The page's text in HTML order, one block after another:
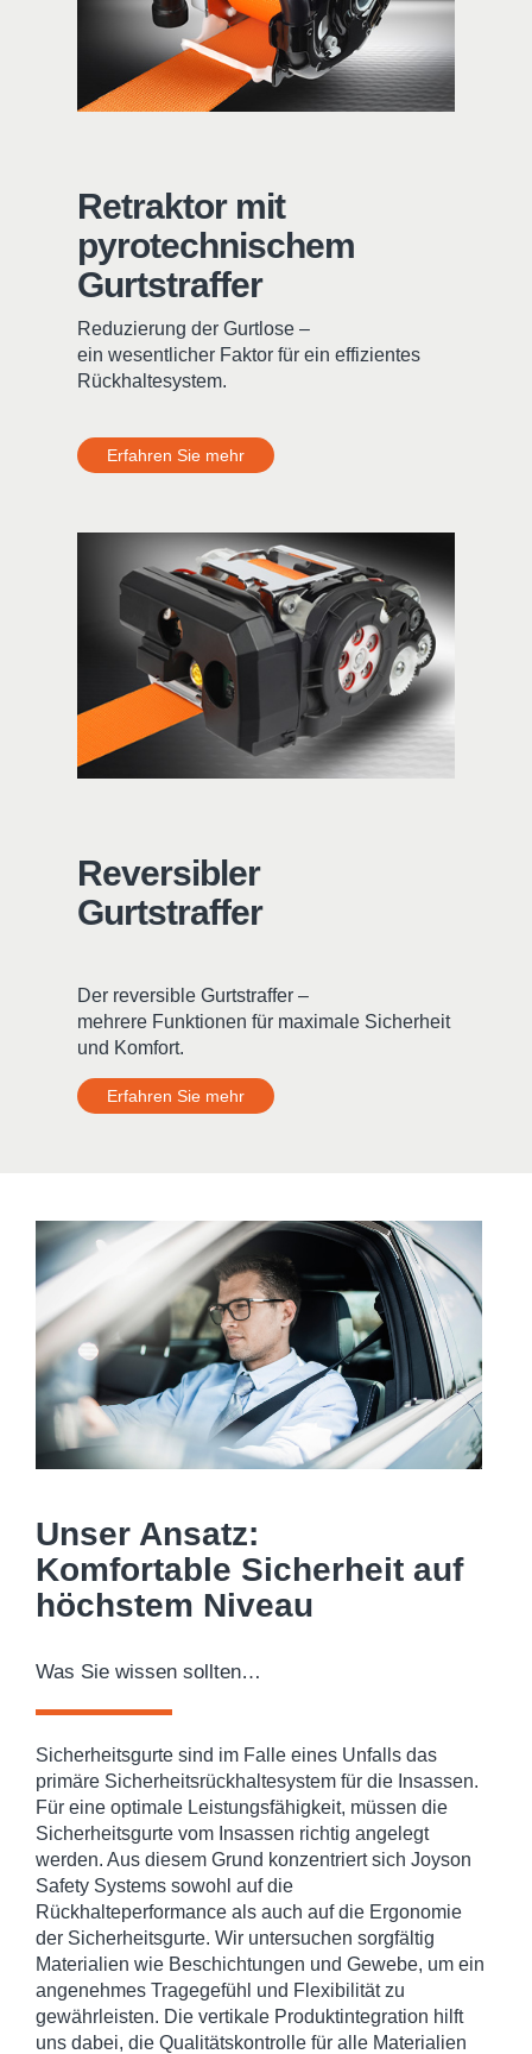
Retraktor mit
pyrotechnischem
Gurtstraffer
Reduzierung der Gurtlose –
ein wesentlicher Faktor für ein effizientes
Rückhaltesystem.
Erfahren Sie mehr
Reversibler
Gurtstraffer
Der reversible Gurtstraffer –
mehrere Funktionen für maximale Sicherheit
und Komfort.
Erfahren Sie mehr
Unser Ansatz:
Komfortable Sicherheit auf
höchstem Niveau
Was Sie wissen sollten…
Sicherheitsgurte sind im Falle eines Unfalls das
primäre Sicherheitsrückhaltesystem für die Insassen.
Für eine optimale Leistungsfähigkeit, müssen die
Sicherheitsgurte vom Insassen richtig angelegt
werden. Aus diesem Grund konzentriert sich Joyson
Safety Systems sowohl auf die
Rückhalteperformance als auch auf die Ergonomie
der Sicherheitsgurte. Wir untersuchen sorgfältig
Materialien wie Beschichtungen und Gewebe, um ein
angenehmes Tragegefühl und Flexibilität zu
gewährleisten. Die vertikale Produktintegration hilft
uns dabei, die Qualitätskontrolle für alle Materialien